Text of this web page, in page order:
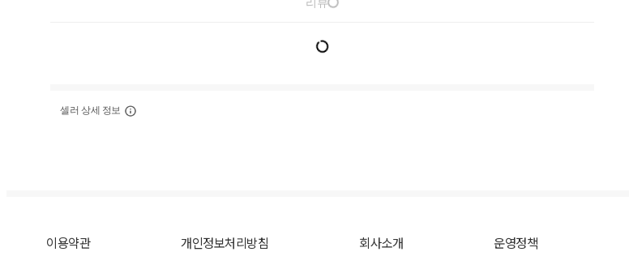
셀러 상세 정보
이용약관 개인정보처리방침 회사소개 운영정책